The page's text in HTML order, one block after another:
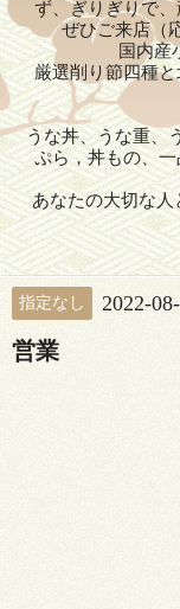
ず、ぎりぎりで
ぜひご来店（
国内産
厳選削り節四種
うな丼、うな重、
ぷら，丼もの、
あなたの大切な
指定なし 2022-
営業